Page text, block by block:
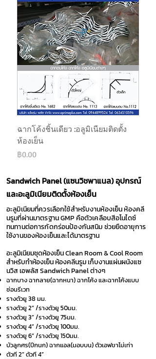
ฉากโค้งชิ้นเดียว :อลูมิเนียมติดตั้ง
ห้องเย็น
ราคา
฿0.00
Sandwich Panel (แซนวิชพาแนล) อุปกรณ์
และอะลูมิเนียมติดตั้งห้องเย็น
อะลูมิเนียมที่ควรเลือกใช้สำหรับงานห้องเย็น ห้องคลี
นรูมที่ผ่านมาตรฐาน GMP คือตัวเคลือบสีอโนไดซ์
ทนทานต่อการกัดกร่อนป้องกันสนิม ช่วยยืดอายุการ
ใช้งานของห้องเย็นและได้มาตรฐาน
อะลูมิเนียมชุดห้องเย็น Clean Room & Cool Room
สำหรับทำห้องเย็น ห้องคลีนรูมเก็บงานแผ่นผนังแซ
นวิส เอพลัส Sandwich Panel ต่างๆ
ฉากบาง ฉากลาย(ฉากหนา) ฉากโค้ง และฉากโค้งแบบ
ซ่อนรีเวท
รางตัวยู 38 มม.
รางตัวยู 2” /รางตัวยู 50มม.
รางตัวยู 3” /รางตัวยู 75มม.
รางตัวยู 4” /รางตัวยู 100มม.
รางตัวยู 6” /รางตัวยู 150มม.
บัวลูกศร(ปีกนก) ฉากแอล(มอบบน) ตัวเอฟขาไม่เท่า
ตัวที 2” ตัวที 4”